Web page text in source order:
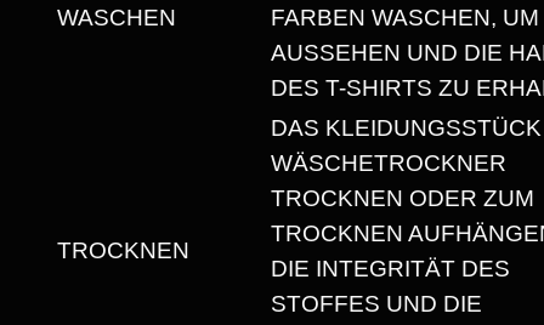
M
H
WASCHEN
FARBEN WASCHEN,
AUSSEHEN UND DIE
DES T-SHIRTS ZU
TROCKNEN
DAS
WÄSCHETROCKNER
TROCKNEN ODER ZUM
TROCKNEN
DIE INTEGRITÄT DES
STOFFES UND DIE